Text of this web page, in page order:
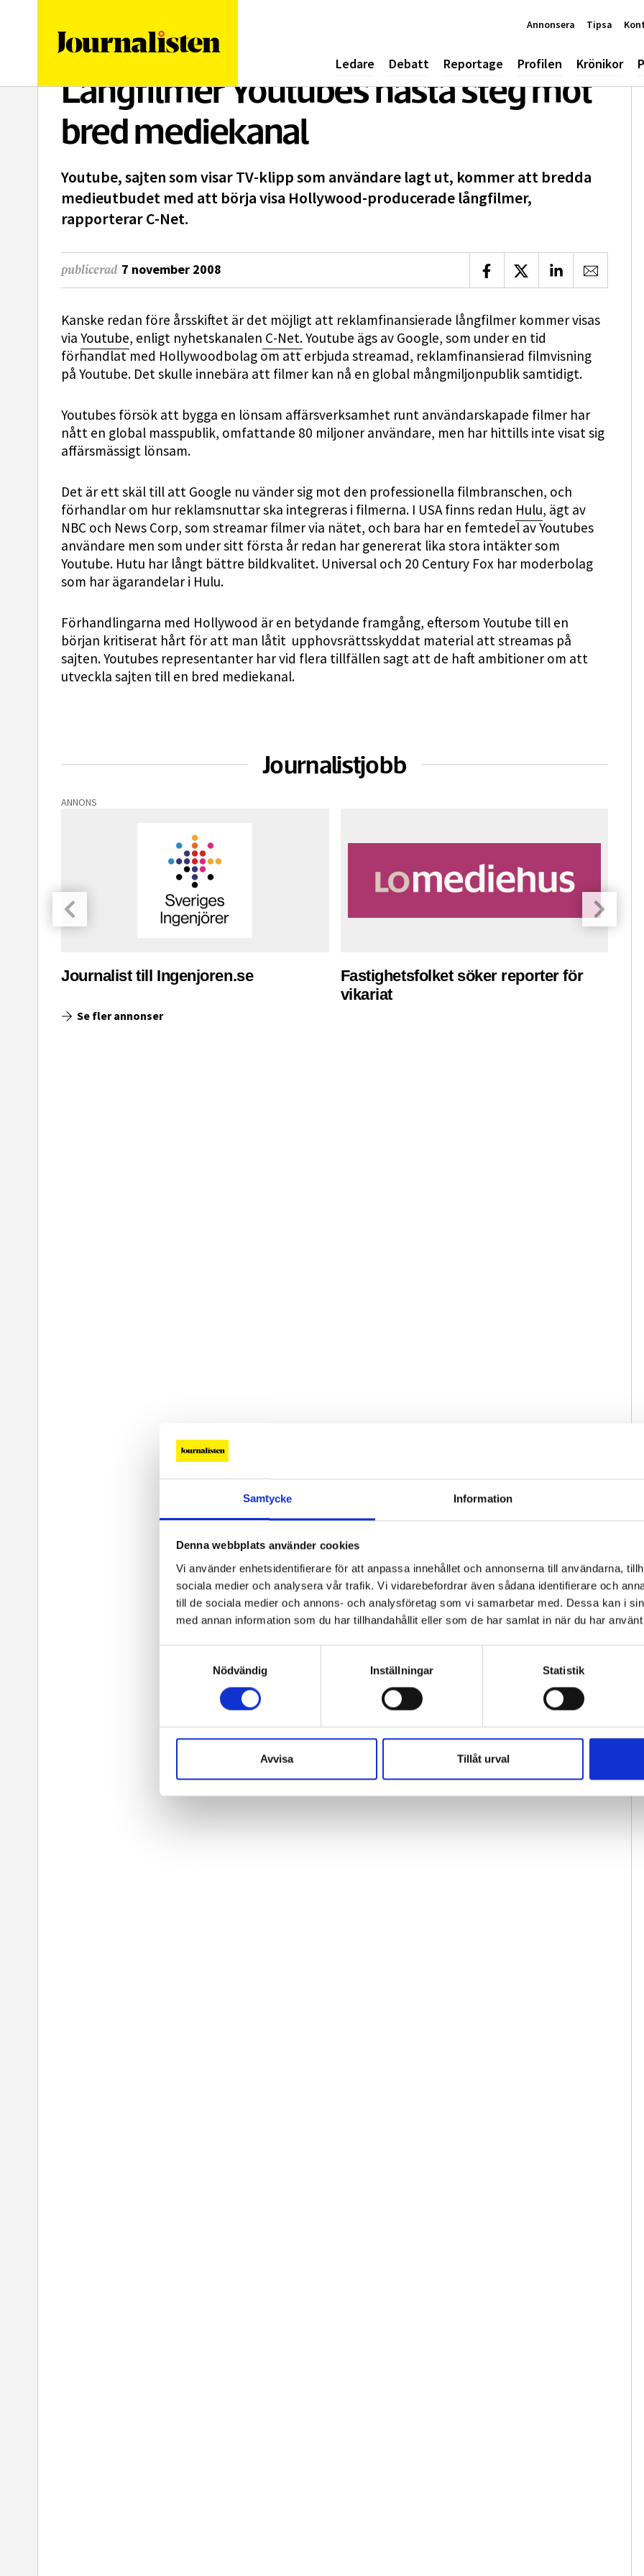
Samtycke Information
Denna webbplats använder cookies
Vi använder enhetsidentifierare för att anpassa innehållet och annonserna till användarna,
sociala medier och analysera vår trafik. Vi vidarebefordrar även sådana identifierare och
till de sociala medier och annons- och analysföretag som vi samarbetar med. Dessa kan i
med annan information som du har tillhandahållit eller som de har samlat in när du har
Nödvändig
Inställningar Statistik
Avvisa Tillåt urval
Ledare Debatt Reportage Profilen Krönikor
Annonsera Tipsa
Långfilmer Youtubes nästa steg mot
bred mediekanal
Youtube, sajten som visar TV-klipp som användare lagt ut, kommer att bredda
medieutbudet med att börja visa Hollywood-producerade långfilmer,
rapporterar C-Net.
publicerad 7 november 2008 Dela på Facebook
Dela på XDela på LinkedIn
Dela via
Kanske redan före årsskiftet är det möjligt att reklamfinansierade långfilmer kommer visas
via Youtube, enligt nyhetskanalen C-Net.Youtube ägs av Google, som under en tid
förhandlat med Hollywoodbolag om att erbjuda streamad, reklamfinansierad filmvisning
på Youtube. Det skulle innebära att filmer kan nå en global mångmiljonpublik samtidigt.
Youtubes försök att bygga en lönsam affärsverksamhet runt användarskapade filmer har
nått en global masspublik, omfattande 80 miljoner användare, men har hittills inte visat sig
affärsmässigt lönsam.
Det är ett skäl till att Google nu vänder sig mot den professionella filmbranschen, och
förhandlar om hur reklamsnuttar ska integreras i filmerna. I USA finns redan Hulu, ägt av
NBC och News Corp, som streamar filmer via nätet, och bara har en femtedel av Youtubes
användare men som under sitt första år redan har genererat lika stora intäkter som
Youtube. Hutu har långt bättre bildkvalitet. Universal och 20 Century Fox har moderbolag
som har ägarandelar i Hulu.
Förhandlingarna med Hollywood är en betydande framgång, eftersom Youtube till en
början kritiserat hårt för att man låtit upphovsrättsskyddat material att streamas på
sajten. Youtubes representanter har vid flera tillfällen sagt att de haft ambitioner om att
utveckla sajten till en bred mediekanal.
Journalistjobb
ANNONS
Journalist till Ingenjoren.se
Fastighetsfolket söker reporter för
vikariat
Se fler annonser